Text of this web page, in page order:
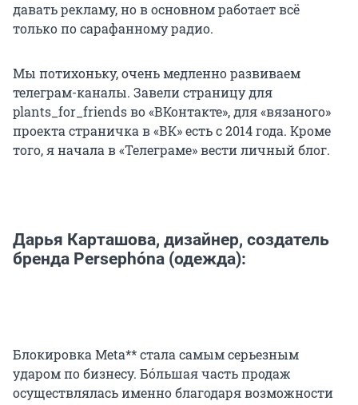
давать рекламу, но в основном работает всё
только по сарафанному радио.
Мы потихоньку, очень медленно развиваем
телеграм-каналы. Завели страницу для
plants_for_friends во «ВКонтакте», для «вязаного»
проекта страничка в «ВК» есть с 2014 года. Кроме
того, я начала в «Телеграме» вести личный блог.
Дарья Карташова, дизайнер, создатель
бренда Persephóna (одежда):
Блокировка Meta** стала самым серьезным
ударом по бизнесу. Бóльшая часть продаж
осуществлялась именно благодаря возможности